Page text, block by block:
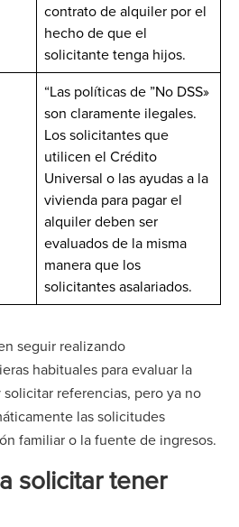
contrato de alquiler por el
hecho de que el
solicitante tenga hijos.
“Las políticas de ”No DSS»
son claramente ilegales.
Los solicitantes que
utilicen el Crédito
Universal o las ayudas a la
vivienda para pagar el
alquiler deben ser
evaluados de la misma
manera que los
solicitantes asalariados.
seguir realizando
habituales para evaluar la
referencias, pero ya no
las solicitudes
familiar o la fuente de ingresos.
solicitar tener